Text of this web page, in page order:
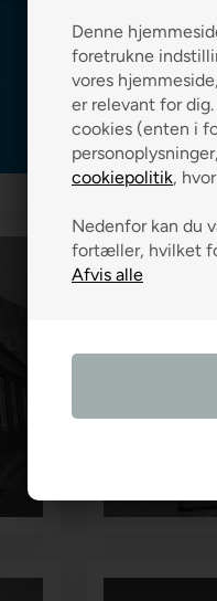
Denne
foretrukne
vores
er relevant for
cookies (enten i
cookiepolitik,
Nedenfor kan du
fortæller, hvilket
Prismatch på
R2